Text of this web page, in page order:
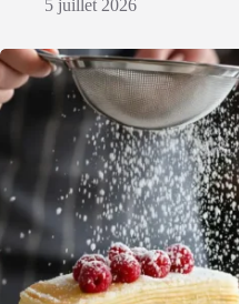
5 juillet 2026